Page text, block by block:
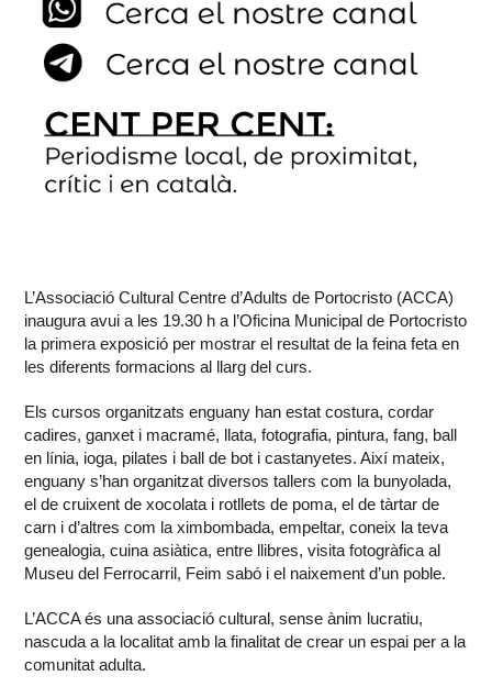
L’Associació Cultural Centre d’Adults de Portocristo (ACCA)
inaugura avui a les 19.30 h a l’Oficina Municipal de Portocristo
la primera exposició per mostrar el resultat de la feina feta en
les diferents formacions al llarg del curs.
Els cursos organitzats enguany han estat costura, cordar
cadires, ganxet i macramé, llata, fotografia, pintura, fang, ball
en línia, ioga, pilates i ball de bot i castanyetes. Així mateix,
enguany s’han organitzat diversos tallers com la bunyolada,
el de cruixent de xocolata i rotllets de poma, el de tàrtar de
carn i d’altres com la ximbombada, empeltar, coneix la teva
genealogia, cuina asiàtica, entre llibres, visita fotogràfica al
Museu del Ferrocarril, Feim sabó i el naixement d’un poble.
L’ACCA és una associació cultural, sense ànim lucratiu,
nascuda a la localitat amb la finalitat de crear un espai per a la
comunitat adulta.